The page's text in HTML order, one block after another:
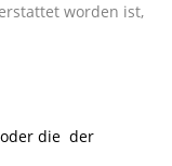
worden ist,
die der